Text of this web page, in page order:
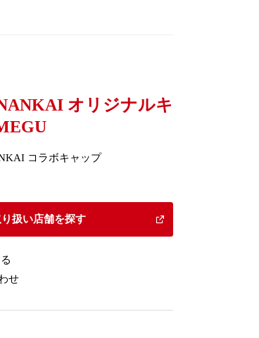
オリジナルキ
コラボキャップ
扱い店舗を探す
せ